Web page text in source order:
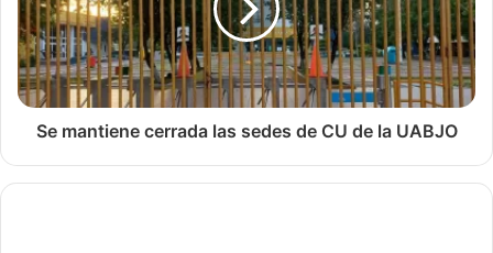
Se mantiene cerrada las sedes de CU de la UABJO